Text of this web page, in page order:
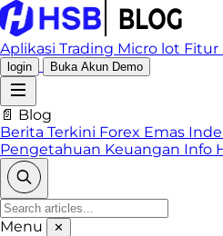
Aplikasi Trading Micro lot Fitur
login Buka Akun Demo
📄 Blog
Berita Terkini Forex Emas
Pengetahuan Keuangan Info
Menu ✕